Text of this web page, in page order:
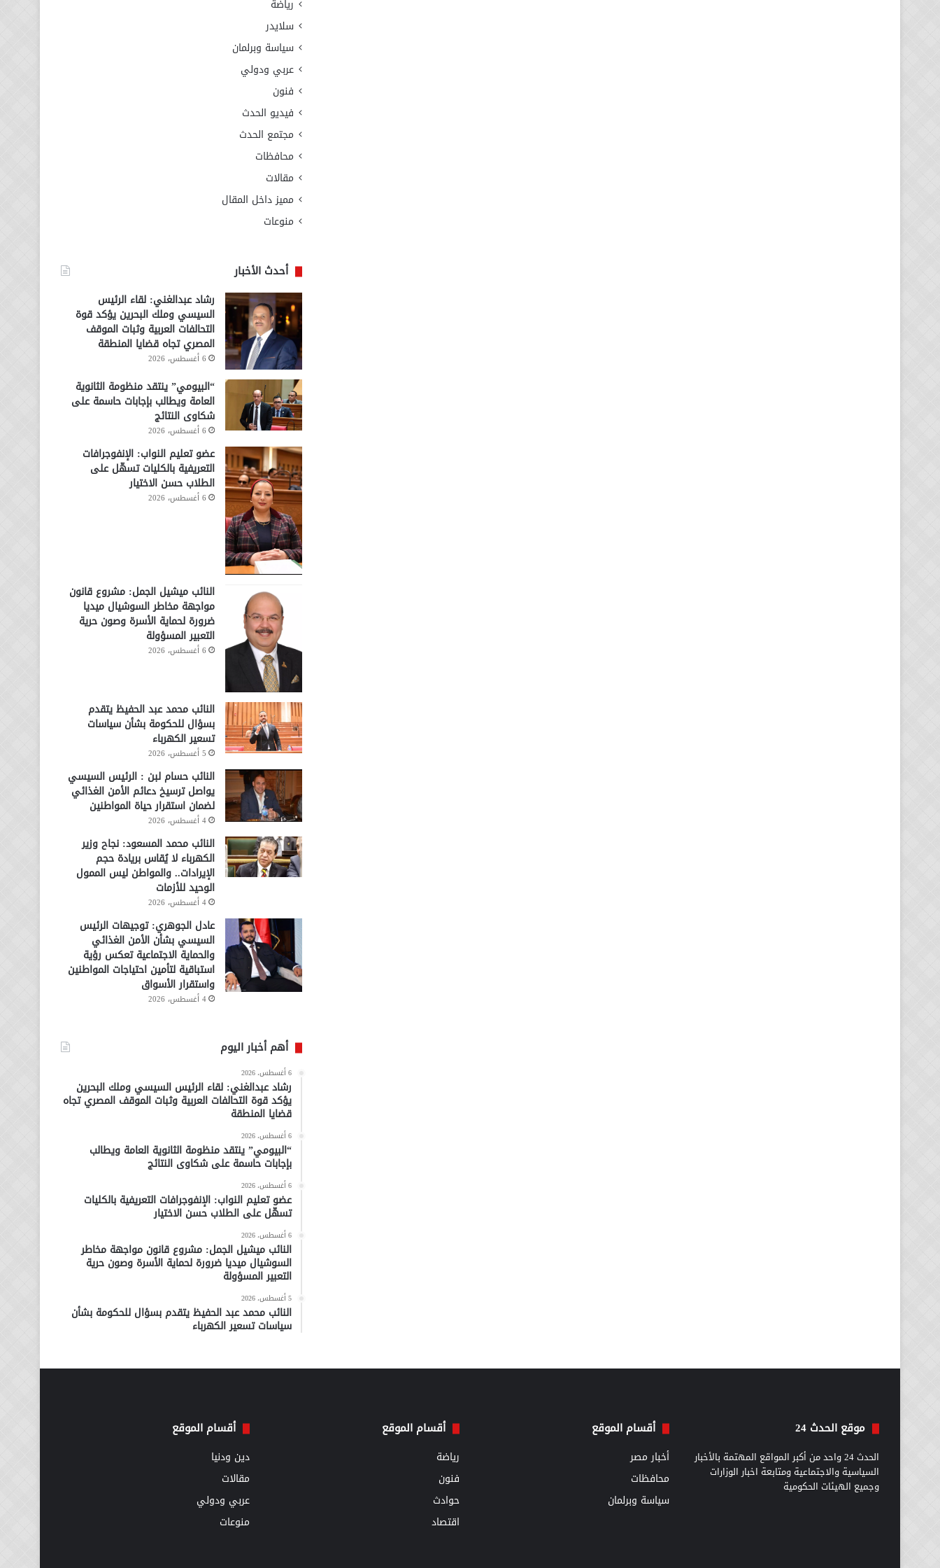
رياضة
سلايدر
سياسة وبرلمان
عربي ودولي
فنون
فيديو الحدث
مجتمع الحدث
محافظات
مقالات
مميز داخل المقال
منوعات
أحدث الأخبار
رشاد عبدالغني: لقاء الرئيس
السيسي وملك البحرين يؤكد قوة
التحالفات العربية وثبات الموقف
المصري تجاه قضايا المنطقة
6 أغسطس، 2026
“البيومي” ينتقد منظومة الثانوية
العامة ويطالب بإجابات حاسمة على
شكاوى النتائج
6 أغسطس، 2026
عضو تعليم النواب: الإنفوجرافات
التعريفية بالكليات تسهّل على
الطلاب حسن الاختيار
6 أغسطس، 2026
النائب ميشيل الجمل: مشروع قانون
مواجهة مخاطر السوشيال ميديا
ضرورة لحماية الأسرة وصون حرية
التعبير المسؤولة
6 أغسطس، 2026
النائب محمد عبد الحفيظ يتقدم
بسؤال للحكومة بشأن سياسات
تسعير الكهرباء
5 أغسطس، 2026
النائب حسام لبن : الرئيس السيسي
يواصل ترسيخ دعائم الأمن الغذائي
لضمان استقرار حياة المواطنين
4 أغسطس، 2026
النائب محمد المسعود: نجاح وزير
الكهرباء لا يُقاس بريادة حجم
الإيرادات.. والمواطن ليس الممول
الوحيد للأزمات
4 أغسطس، 2026
عادل الجوهري: توجيهات الرئيس
السيسي بشأن الأمن الغذائي
والحماية الاجتماعية تعكس رؤية
استباقية لتأمين احتياجات المواطنين
واستقرار الأسواق
4 أغسطس، 2026
أهم أخبار اليوم
6 أغسطس، 2026
رشاد عبدالغني: لقاء الرئيس السيسي وملك البحرين
يؤكد قوة التحالفات العربية وثبات الموقف المصري تجاه
قضايا المنطقة
6 أغسطس، 2026
“البيومي” ينتقد منظومة الثانوية العامة ويطالب
بإجابات حاسمة على شكاوى النتائج
6 أغسطس، 2026
عضو تعليم النواب: الإنفوجرافات التعريفية بالكليات
تسهّل على الطلاب حسن الاختيار
6 أغسطس، 2026
النائب ميشيل الجمل: مشروع قانون مواجهة مخاطر
السوشيال ميديا ضرورة لحماية الأسرة وصون حرية
التعبير المسؤولة
5 أغسطس، 2026
النائب محمد عبد الحفيظ يتقدم بسؤال للحكومة بشأن
سياسات تسعير الكهرباء
موقع الحدث 24
الحدث 24 واحد من أكبر المواقع المهتمة بالأخبار
السياسية والاجتماعية ومتابعة اخبار الوزارات
وجميع الهيئات الحكومية
أقسام الموقع
أخبار مصر
محافظات
سياسة وبرلمان
أقسام الموقع
رياضة
فنون
حوادث
اقتصاد
أقسام الموقع
دين ودنيا
مقالات
عربي ودولي
منوعات